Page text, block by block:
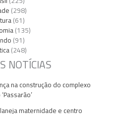
(298)
(61)
(135)
(91)
(248)
NOTÍCIAS
na construção do complexo
maternidade e centro